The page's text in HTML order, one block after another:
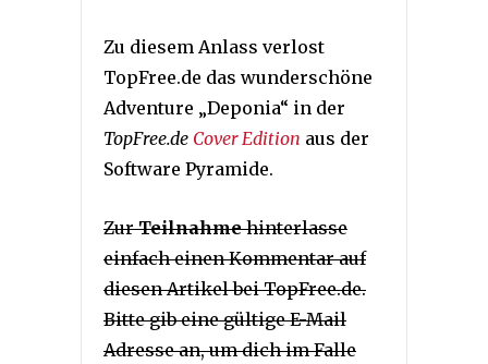
Zu diesem Anlass verlost
TopFree.de das wunderschöne
Adventure „Deponia“ in der
TopFree.de Cover Edition aus der
Software Pyramide.
ZurTeilnahmehinterlasse
einfach einen Kommentar auf
diesen Artikel bei TopFree.de.
Bitte gib eine gültige E-Mail
Adresse an, um dich im Falle